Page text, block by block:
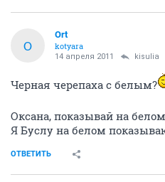
O
Ort
kotyara
14 апреля 2011 kisulia
Черная черепаха с белым?
Оксана, показывай на белом
Я Буслу на белом
ОТВЕТИТЬ